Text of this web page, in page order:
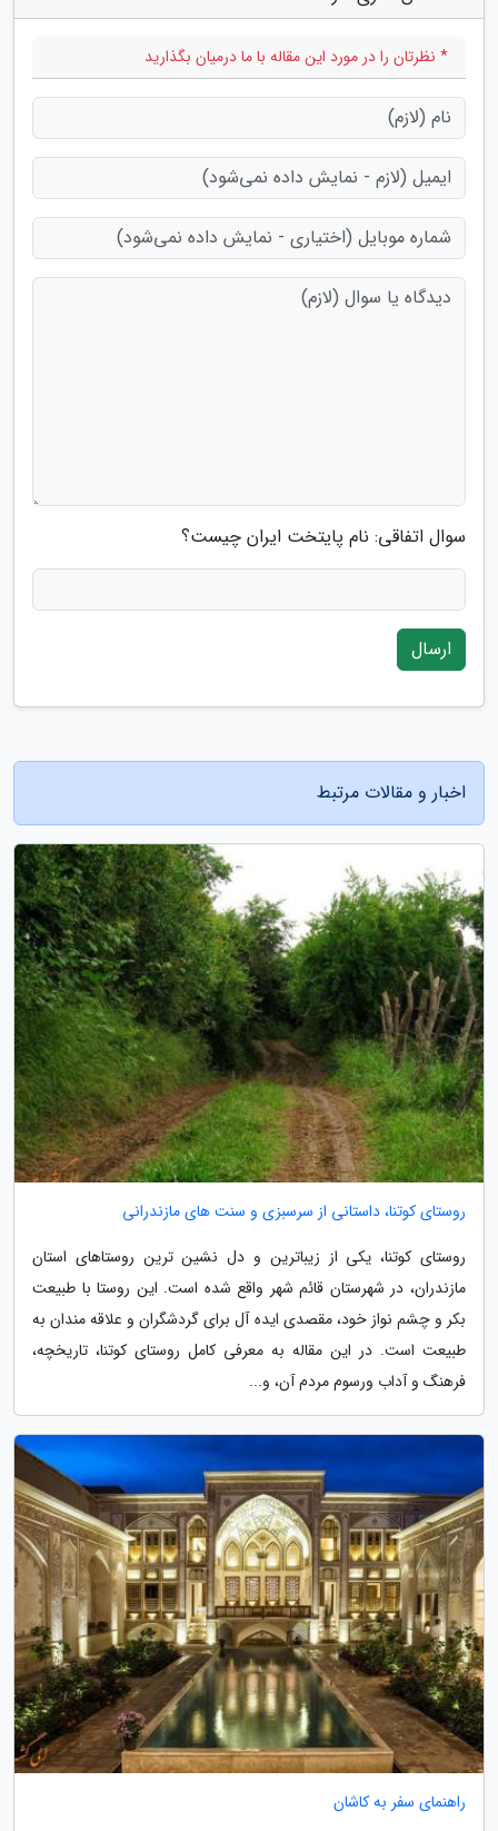
* نظرتان را در مورد این مقاله با ما درمیان بگذارید
سوال اتفاقی: نام پایتخت ایران چیست؟
ارسال
اخبار و مقالات مرتبط
روستای کوتنا، داستانی از سرسبزی و سنت های مازندرانی
روستای کوتنا، یکی از زیباترین و دل نشین ترین روستاهای استان
مازندران، در شهرستان قائم شهر واقع شده است. این روستا با طبیعت
بکر و چشم نواز خود، مقصدی ایده آل برای گردشگران و علاقه مندان به
طبیعت است. در این مقاله به معرفی کامل روستای کوتنا، تاریخچه،
فرهنگ و آداب ورسوم مردم آن، و...
راهنمای سفر به کاشان